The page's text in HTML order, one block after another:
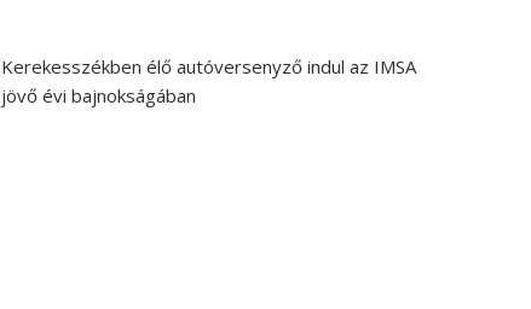
Kerekesszékben élő autóversenyző indul az IMSA
jövő évi bajnokságában